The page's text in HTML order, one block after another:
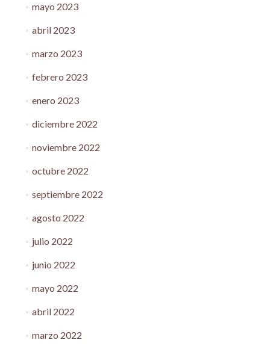
mayo 2023
abril 2023
marzo 2023
febrero 2023
enero 2023
diciembre 2022
noviembre 2022
octubre 2022
septiembre 2022
agosto 2022
julio 2022
junio 2022
mayo 2022
abril 2022
marzo 2022